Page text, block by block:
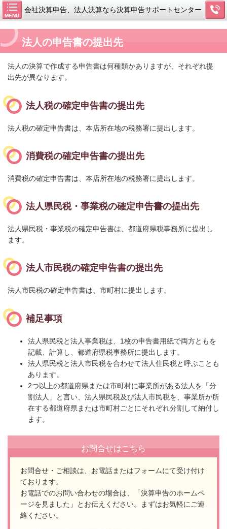
MENU
会社決算申告、法人決算なら決算申告サポートセンター
法人の申告書の提出先
法人の決算で作成する申告書は何種類かありますが、それぞれ提
出先が異なります。
法人税の確定申告書の提出先
法人税の確定申告書は、本店所在地の税務署に提出します。
消費税の確定申告書の提出先
消費税の確定申告書は、本店所在地の税務署に提出します。
法人県民税・事業税の確定申告書の提出先
法人県民税・ 事業税の確定申告書は、都道府県税事務所に提出し
ます。
法人市民税の確定申告書の提出先
法人市民税の確定申告書は、市町村に提出します。
補足事項
法人県民税と法人事業税は、1枚の申告書用紙で両方ともを
記載、計算し、都道府県税事務所に提出します。
法人県民税と法人市民税を合わせて法人住民税と呼ぶことも
あります。
2つ以上の都道府県または市町村に事業所がある法人を「分
割法人」と言い、法人県民税及び法人市民税を、事業所が所
在する都道府県または市町村ごとにそれぞれ分割して納付し
ます。
お問合せはこちら
お問合せ・ご相談は、お電話またはフォームにて受け付け
ております。
お電話でのお問い合わせの場合は、「決算申告のホームペ
ージを見ました」とお伝えください。
まずはお気軽にご連
絡ください。